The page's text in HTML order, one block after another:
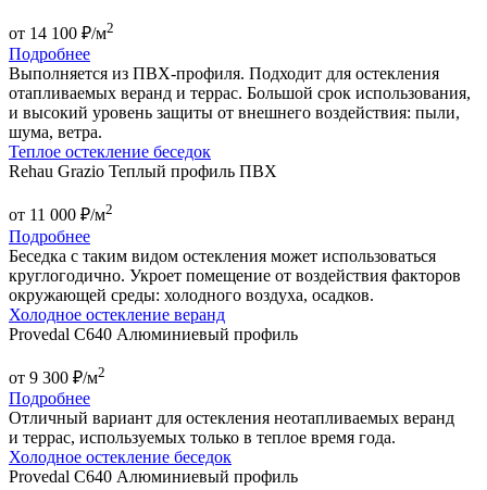
от 14 100 ₽/м2
Подробнее
Выполняется из ПВХ-профиля. Подходит для остекления
отапливаемых веранд и террас. Большой срок использования,
и высокий уровень защиты от внешнего воздействия: пыли,
шума, ветра.
Теплое остекление беседок
Rehau Grazio Теплый профиль ПВХ
от 11 000 ₽/м2
Подробнее
Беседка с таким видом остекления может использоваться
круглогодично. Укроет помещение от воздействия факторов
окружающей среды: холодного воздуха, осадков.
Холодное остекление веранд
Provedal C640 Алюминиевый профиль
от 9 300 ₽/м2
Подробнее
Отличный вариант для остекления неотапливаемых веранд
и террас, используемых только в теплое время года.
Холодное остекление беседок
Provedal C640 Алюминиевый профиль